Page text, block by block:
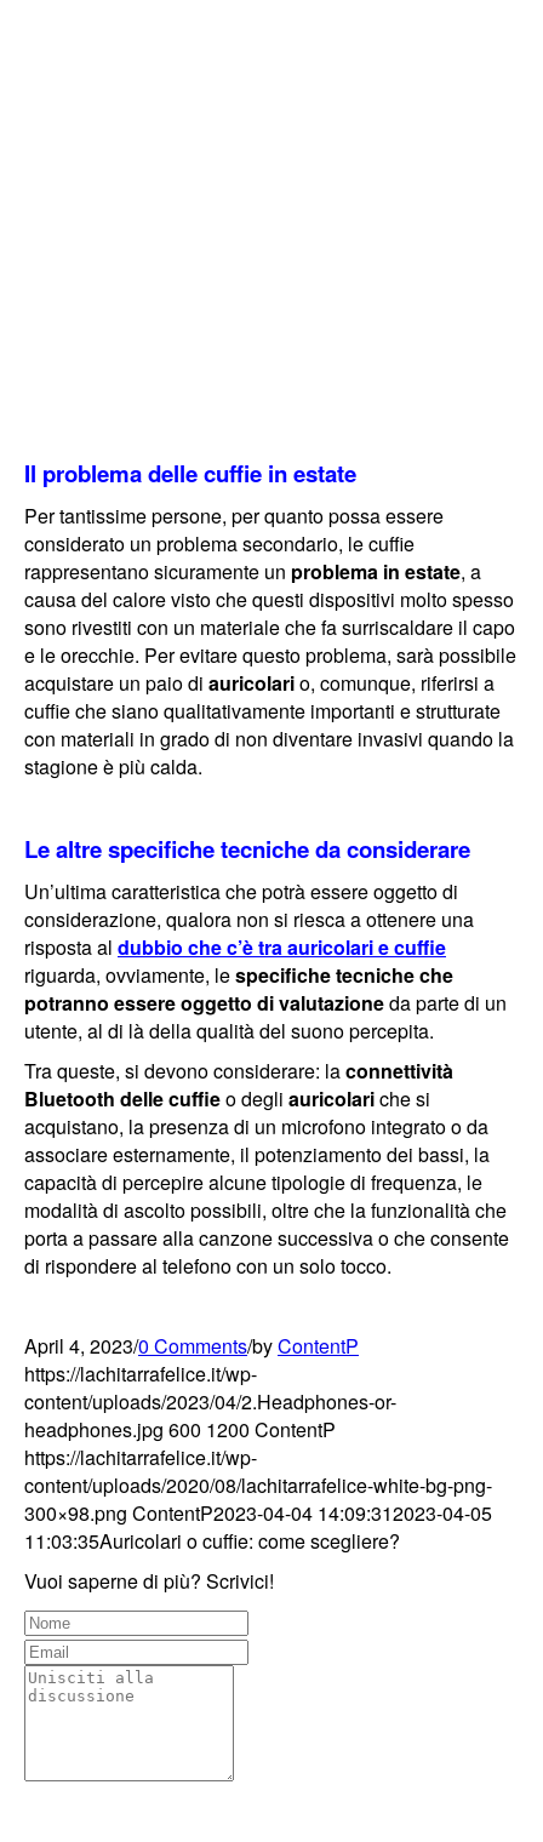
Il problema delle cuffie in estate
Per tantissime persone, per quanto possa essere
considerato un problema secondario, le cuffie
rappresentano sicuramente un problema in estate, a
causa del calore visto che questi dispositivi molto spesso
sono rivestiti con un materiale che fa surriscaldare il capo
e le orecchie. Per evitare questo problema, sarà possibile
acquistare un paio di auricolario, comunque, riferirsi a
cuffie che siano qualitativamente importanti e strutturate
con materiali in grado di non diventare invasivi quando la
stagione è più calda.
Le altre specifiche tecniche da considerare
Un’ultima caratteristica che potrà essere oggetto di
considerazione, qualora non si riesca a ottenere una
risposta al dubbio che c’è tra auricolari e cuffie
riguarda, ovviamente, lespecifiche tecniche che
potranno essere oggetto di valutazioneda parte di un
utente, al di là della qualità del suono percepita.
Tra queste, si devono considerare: laconnettività
Bluetooth delle cuffieo degli auricolariche si
acquistano, la presenza di un microfono integrato o da
associare esternamente, il potenziamento dei bassi, la
capacità di percepire alcune tipologie di frequenza, le
modalità di ascolto possibili, oltre che la funzionalità che
porta a passare alla canzone successiva o che consente
di rispondere al telefono con un solo tocco.
April 4, 2023/0 Comments/byContentP
https://lachitarrafelice.it/wp-
content/uploads/2023/04/2.Headphones-or-
headphones.jpg 600 1200 ContentP
https://lachitarrafelice.it/wp-
content/uploads/2020/08/lachitarrafelice-white-bg-png-
300×98.png ContentP2023-04-04 14:09:312023-04-05
11:03:35Auricolari o cuffie: come scegliere?
Vuoi saperne di più? Scrivici!